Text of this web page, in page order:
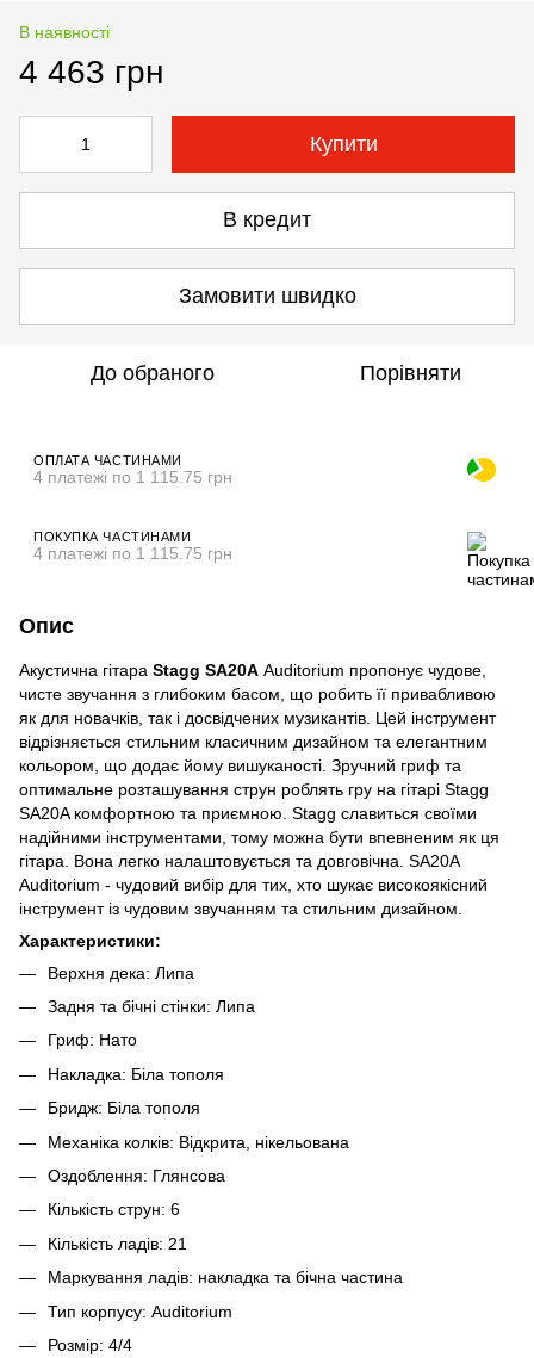
В наявності
4 463 грн
Купити
В кредит
Замовити швидко
До обраного Порівняти
ОПЛАТА ЧАСТИНАМИ
4 платежі по 1 115.75 грн
ПОКУПКА ЧАСТИНАМИ
4 платежі по 1 115.75 грн
Опис
Акустична гітара Stagg SA20A Auditorium пропонує чудове,
чисте звучання з глибоким басом, що робить її привабливою
як для новачків, так і досвідчених музикантів. Цей інструмент
відрізняється стильним класичним дизайном та елегантним
кольором, що додає йому вишуканості. Зручний гриф та
оптимальне розташування струн роблять гру на гітарі Stagg
SA20A комфортною та приємною. Stagg славиться своїми
надійними інструментами, тому можна бути впевненим як ця
гітара. Вона легко налаштовується та довговічна. SA20A
Auditorium - чудовий вибір для тих, хто шукає високоякісний
інструмент із чудовим звучанням та стильним дизайном.
Характеристики:
Верхня дека: Липа
Задня та бічні стінки: Липа
Гриф: Нато
Накладка: Біла тополя
Бридж: Біла тополя
Механіка колків: Відкрита, нікельована
Оздоблення: Глянсова
Кількість струн: 6
Кількість ладів: 21
Маркування ладів: накладка та бічна частина
Тип корпусу: Auditorium
Розмір: 4/4